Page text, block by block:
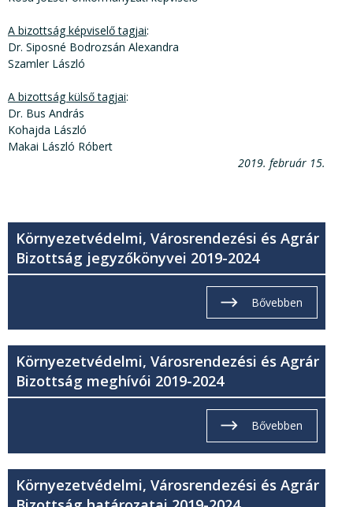
A bizottság képviselő tagjai:
Dr. Siposné Bodrozsán Alexandra
Szamler László
A bizottság külső tagjai:
Dr. Bus András
Kohajda László
Makai László Róbert
2019. február 15.
Környezetvédelmi, Városrendezési és Agrár
Bizottság jegyzőkönyvei 2019-2024
Bővebben
Környezetvédelmi, Városrendezési és Agrár
Bizottság meghívói 2019-2024
Bővebben
Környezetvédelmi, Városrendezési és Agrár